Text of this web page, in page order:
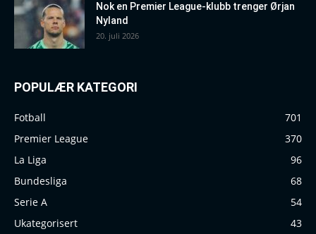
Nok en Premier League-klubb trenger Ørjan
Nyland
20. juli 2026
POPULÆR KATEGORI
Fotball
701
Premier League
370
La Liga
96
Bundesliga
68
Serie A
54
Ukategorisert
43